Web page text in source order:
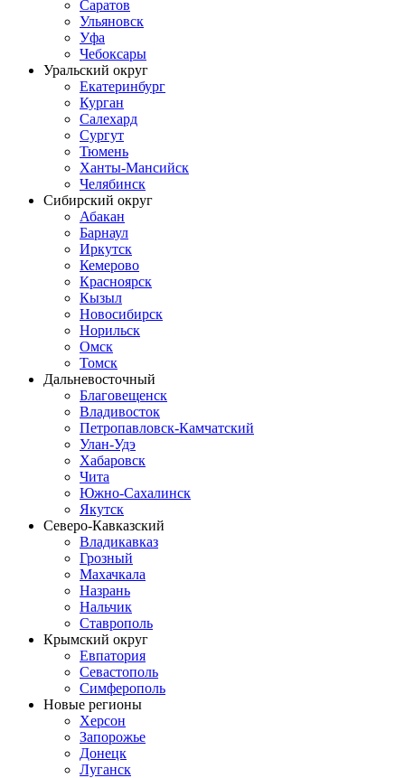
Саратов
Ульяновск
Уфа
Чебоксары
Уральский округ
Екатеринбург
Курган
Салехард
Сургут
Тюмень
Ханты-Мансийск
Челябинск
Сибирский округ
Абакан
Барнаул
Иркутск
Кемерово
Красноярск
Кызыл
Новосибирск
Норильск
Омск
Томск
Дальневосточный
Благовещенск
Владивосток
Петропавловск-Камчатский
Улан-Удэ
Хабаровск
Чита
Южно-Сахалинск
Якутск
Северо-Кавказский
Владикавказ
Грозный
Махачкала
Назрань
Нальчик
Ставрополь
Крымский округ
Евпатория
Севастополь
Симферополь
Новые регионы
Херсон
Запорожье
Донецк
Луганск